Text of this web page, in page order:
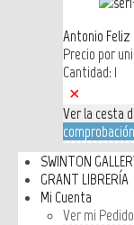
Antonio Feliz
Precio por
Cantidad: 1
×
Ver la cesta
comprobación
SWINTON
GRANT LIBRERÍA
Mi Cuenta
Ver mi Pedido